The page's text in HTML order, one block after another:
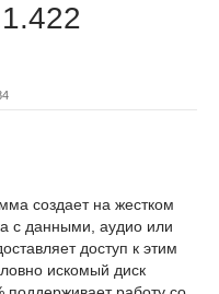
создает на жестком
с данными, аудио или
доступ к этим
искомый диск